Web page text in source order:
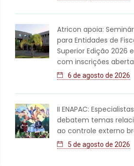
Atricon apoia:
para Entidades de
Superior Edição 2026
com inscrições
6 de agosto de 2026
II ENAPAC: Especialistas
debatem temas
ao controle externo
5 de agosto de 2026